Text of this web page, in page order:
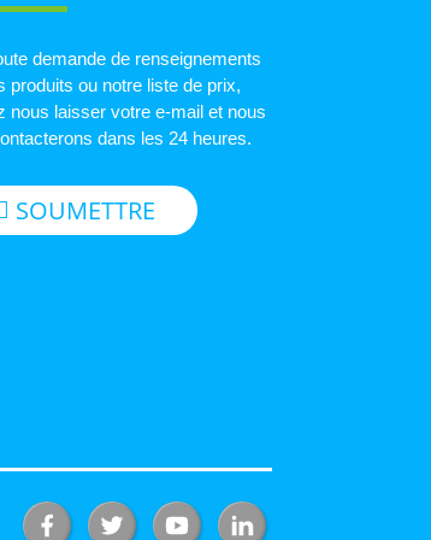
demande de renseignements
produits ou notre liste de prix,
nous laisser votre e-mail et nous
dans les 24 heures.
SOUMETTRE